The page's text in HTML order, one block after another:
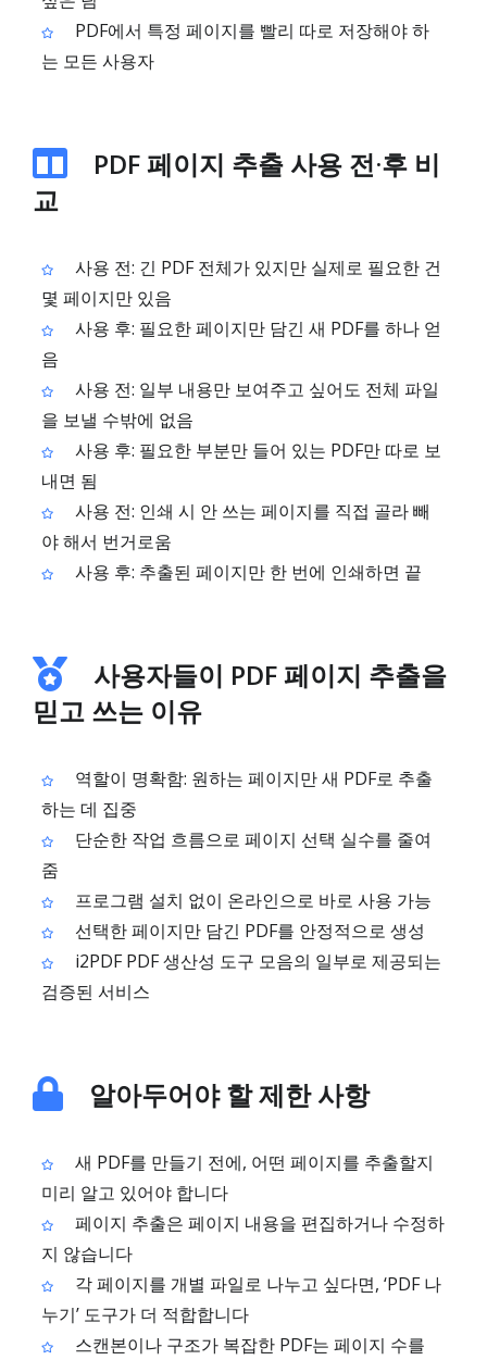
PDF에서 특정 페이지를 빨리 따로 저장해야 하
는 모든 사용자
PDF 페이지 추출 사용 전·후 비
교
사용 전: 긴 PDF 전체가 있지만 실제로 필요한 건
몇 페이지만 있음
사용 후: 필요한 페이지만 담긴 새 PDF를 하나 얻
음
사용 전: 일부 내용만 보여주고 싶어도 전체 파일
을 보낼 수밖에 없음
사용 후: 필요한 부분만 들어 있는 PDF만 따로 보
내면 됨
사용 전: 인쇄 시 안 쓰는 페이지를 직접 골라 빼
야 해서 번거로움
사용 후: 추출된 페이지만 한 번에 인쇄하면 끝
사용자들이 PDF 페이지 추출을
믿고 쓰는 이유
역할이 명확함: 원하는 페이지만 새 PDF로 추출
하는 데 집중
단순한 작업 흐름으로 페이지 선택 실수를 줄여
줌
프로그램 설치 없이 온라인으로 바로 사용 가능
선택한 페이지만 담긴 PDF를 안정적으로 생성
i2PDF PDF 생산성 도구 모음의 일부로 제공되는
검증된 서비스
알아두어야 할 제한 사항
새 PDF를 만들기 전에, 어떤 페이지를 추출할지
미리 알고 있어야 합니다
페이지 추출은 페이지 내용을 편집하거나 수정하
지 않습니다
각 페이지를 개별 파일로 나누고 싶다면, ‘PDF 나
누기’ 도구가 더 적합합니다
스캔본이나 구조가 복잡한 PDF는 페이지 수를